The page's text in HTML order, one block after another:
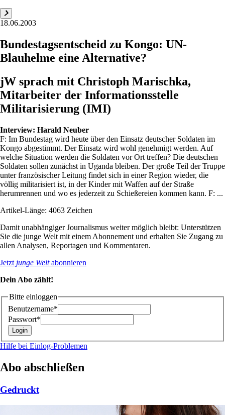
18.06.2003
Bundestagsentscheid zu Kongo: UN-
Blauhelme eine Alternative?
jW sprach mit Christoph Marischka,
Mitarbeiter der Informationsstelle
Militarisierung (IMI)
Interview: Harald Neuber
F: Im Bundestag wird heute über den Einsatz deutscher Soldaten im
Kongo abgestimmt. Der Einsatz wird wohl genehmigt werden. Auf
welche Situation werden die Soldaten vor Ort treffen? Die deutschen
Soldaten sollen zunächst in Uganda bleiben. Der große Teil der Truppe
unter französischer Leitung findet sich in einer Region wieder, die
völlig militarisiert ist, in der Kinder mit Waffen auf der Straße
herumrennen und wo es jederzeit zu Schießereien kommen kann. F: ...
Artikel-Länge: 4063 Zeichen
Damit unabhängiger Journalismus weiter möglich bleibt: Unterstützen
Sie die junge Welt mit einem Abonnement und erhalten Sie Zugang zu
allen Analysen, Reportagen und Kommentaren.
Jetzt junge Weltabonnieren
Dein Abo zählt!
Bitte einloggen
Benutzername*
Passwort*
Hilfe bei Einlog-Problemen
Abo abschließen
Gedruckt